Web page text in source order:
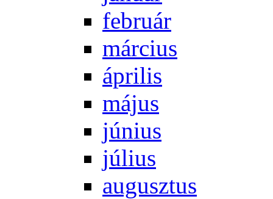
feb­ru­ár
már­ci­us
áp­ri­lis
má­jus
jú­ni­us
jú­li­us
au­gusz­tus